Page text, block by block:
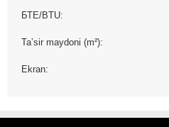
БТЕ/BTU:
Taʼsir maydoni (m²):
Ekran: